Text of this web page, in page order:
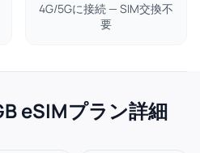
4G/5Gに接続 — SIM交換不
要
eSIMプラン詳細